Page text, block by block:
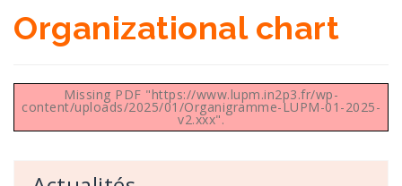
Organizational chart
Missing PDF "https://www.lupm.in2p3.fr/wp-
content/uploads/2025/01/Organigramme-LUPM-01-2025-
v2.xxx".